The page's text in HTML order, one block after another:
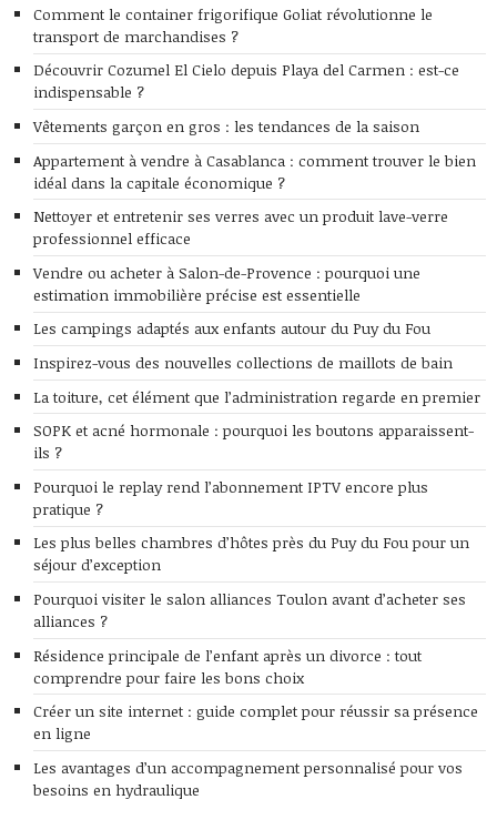
Comment le container frigorifique Goliat révolutionne le
transport de marchandises ?
Découvrir Cozumel El Cielo depuis Playa del Carmen : est-ce
indispensable ?
Vêtements garçon en gros : les tendances de la saison
Appartement à vendre à Casablanca : comment trouver le bien
idéal dans la capitale économique ?
Nettoyer et entretenir ses verres avec un produit lave-verre
professionnel efficace
Vendre ou acheter à Salon-de-Provence : pourquoi une
estimation immobilière précise est essentielle
Les campings adaptés aux enfants autour du Puy du Fou
Inspirez-vous des nouvelles collections de maillots de bain
La toiture, cet élément que l’administration regarde en premier
SOPK et acné hormonale : pourquoi les boutons apparaissent-
ils ?
Pourquoi le replay rend l’abonnement IPTV encore plus
pratique ?
Les plus belles chambres d’hôtes près du Puy du Fou pour un
séjour d’exception
Pourquoi visiter le salon alliances Toulon avant d’acheter ses
alliances ?
Résidence principale de l’enfant après un divorce : tout
comprendre pour faire les bons choix
Créer un site internet : guide complet pour réussir sa présence
en ligne
Les avantages d’un accompagnement personnalisé pour vos
besoins en hydraulique